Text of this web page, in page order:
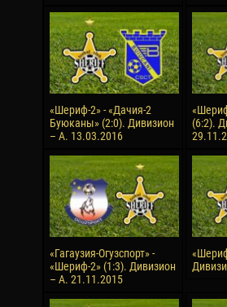
«Шериф-2» - «Дачия-2
Буюканы» (2:0). Дивизион
– А. 13.03.2016
(6:2).
«Гагаузия-Огузспорт» -
«Шериф-2» (1:3). Дивизион
– А. 21.11.2015